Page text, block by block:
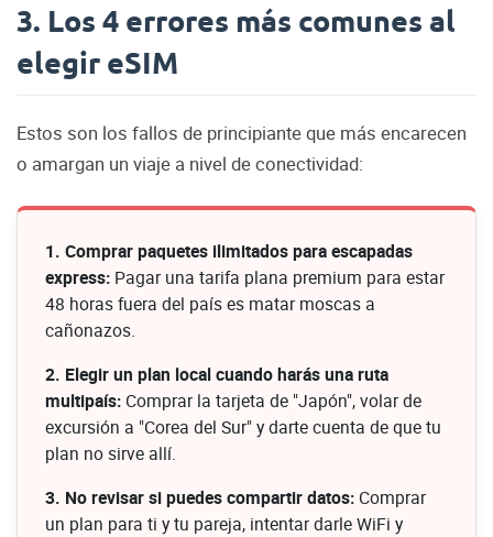
3. Los 4 errores más comunes al
elegir eSIM
Estos son los fallos de principiante que más encarecen
o amargan un viaje a nivel de conectividad:
1. Comprar paquetes ilimitados para escapadas
express: Pagar una tarifa plana premium para estar
48 horas fuera del país es matar moscas a
cañonazos.
2. Elegir un plan local cuando harás una ruta
multipaís: Comprar la tarjeta de "Japón", volar de
excursión a "Corea del Sur" y darte cuenta de que tu
plan no sirve allí.
3. No revisar si puedes compartir datos: Comprar
un plan para ti y tu pareja, intentar darle WiFi y